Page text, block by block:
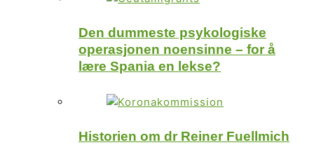
Den dummeste psykologiske
operasjonen noensinne – for å
lære Spania en lekse?
Historien om dr Reiner Fuellmich